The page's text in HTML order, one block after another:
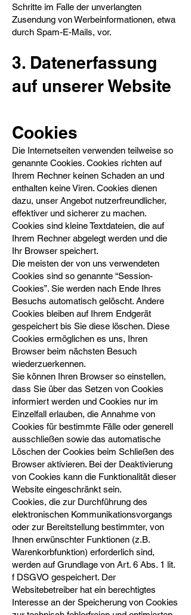
Schritte im Falle der unverlangten
Zusendung von Werbeinformationen, etwa
durch Spam-E-Mails, vor.
3. Datenerfassung
auf unserer Website
Cookies​
Die Internetseiten verwenden teilweise so
genannte Cookies. Cookies richten auf
Ihrem Rechner keinen Schaden an und
enthalten keine Viren. Cookies dienen
dazu, unser Angebot nutzerfreundlicher,
effektiver und sicherer zu machen.
Cookies sind kleine Textdateien, die auf
Ihrem Rechner abgelegt werden und die
Ihr Browser speichert.
Die meisten der von uns verwendeten
Cookies sind so genannte “Session-
Cookies”. Sie werden nach Ende Ihres
Besuchs automatisch gelöscht. Andere
Cookies bleiben auf Ihrem Endgerät
gespeichert bis Sie diese löschen. Diese
Cookies ermöglichen es uns, Ihren
Browser beim nächsten Besuch
wiederzuerkennen.
Sie können Ihren Browser so einstellen,
dass Sie über das Setzen von Cookies
informiert werden und Cookies nur im
Einzelfall erlauben, die Annahme von
Cookies für bestimmte Fälle oder generell
ausschließen sowie das automatische
Löschen der Cookies beim Schließen des
Browser aktivieren. Bei der Deaktivierung
von Cookies kann die Funktionalität dieser
Website eingeschränkt sein.
Cookies, die zur Durchführung des
elektronischen Kommunikationsvorgangs
oder zur Bereitstellung bestimmter, von
Ihnen erwünschter Funktionen (z.B.
Warenkorbfunktion) erforderlich sind,
werden auf Grundlage von Art. 6 Abs. 1 lit.
f DSGVO gespeichert. Der
Websitebetreiber hat ein berechtigtes
Interesse an der Speicherung von Cookies